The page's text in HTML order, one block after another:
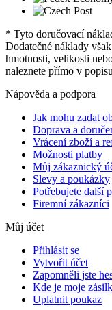
* Tyto doručovací
Dodatečné náklady
hmotnosti, velikosti
naleznete přímo v
Nápověda a podpora
Jak mohu zadat
Doprava a
Vrácení zboží a
Možnosti platby
Můj zákaznický
Slevy a poukázky
Potřebujete další
Firemní zákazníci
Můj účet
Přihlásit se
Vytvořit účet
Zapomněli jste
Kde je moje
Uplatnit poukaz